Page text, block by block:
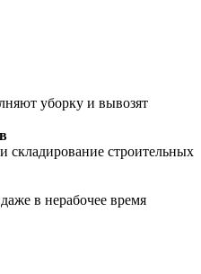
уборку и вывозят
складирование строительных
в нерабочее время